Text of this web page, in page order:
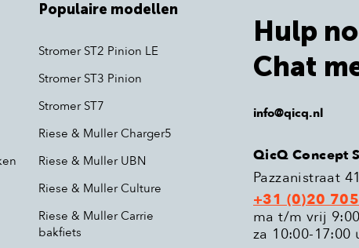
Populaire modellen
Stromer ST2 Pinion LE
Stromer ST3 Pinion
Stromer ST7
Riese & Muller Charger5
Riese & Muller UBN
Riese & Muller Culture
Riese & Muller Carrie
bakfiets
Hulp
Chat
info@qicq.nl
QicQ Concept
Pazzanistraat
+31 (0)20
ma t/m vrij
za 10:00-17:00